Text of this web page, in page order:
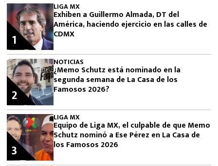
LIGA MX
Exhiben a Guillermo Almada, DT del
América, haciendo ejercicio en las calles de
CDMX
1
NOTICIAS
¿Memo Schutz está nominado en la
segunda semana de La Casa de los
Famosos 2026?
2
LIGA MX
Equipo de Liga MX, el culpable de que Memo
Schutz nominó a Ese Pérez en La Casa de
los Famosos 2026
3